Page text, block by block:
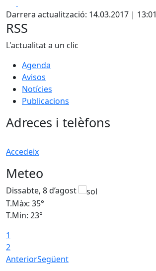
Darrera actualització: 14.03.2017 | 13:01
RSS
L'actualitat a un clic
Agenda
Avisos
Notícies
Publicacions
Adreces i telèfons
Accedeix
Meteo
Dissabte, 8 d’agost
T.Màx: 35°
T.Min: 23°
1
2
AnteriorSegüent